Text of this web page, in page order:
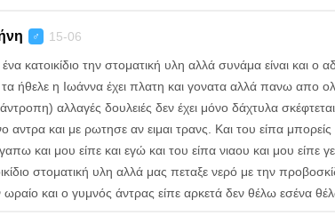
♂ 15-06
κατοικίδιο την στοματική υλη αλλά συνάμα είναι και ο
ήθελε η Ιωάννα έχει πλατη και γονατα αλλά πανω απο
αλλαγές δουλειές δεν έχει μόνο δάχτυλα
αντρα και με ρωτησε αν ειμαι τρανς. Και του είπα μπορείς
και μου είπε και εγώ και του είπα νιαου και μου είπε
στοματική υλη αλλά μας πεταξε νερό με την
ωραίο και ο γυμνός άντρας είπε αρκετά δεν θέλω εσένα